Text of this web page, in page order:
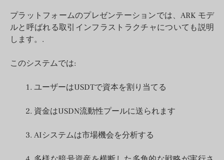
プラットフォームのプレゼンテーションでは、ARK モデ
ルと呼ばれる取引インフラストラクチャについても説明
します。.
このシステムでは:
ユーザーはUSDTで資本を割り当てる
資金はUSDN流動性プールに送られます
AIシステムは市場機会を分析する